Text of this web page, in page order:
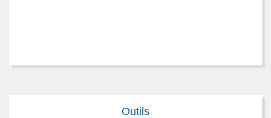
Outils